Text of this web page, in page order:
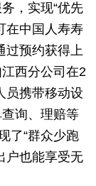
，实现“优先
在中国人寿寿
过预约获得上
西分公司在2
员携带移动设
询、理赔等
了“群众少跑
户也能享受无